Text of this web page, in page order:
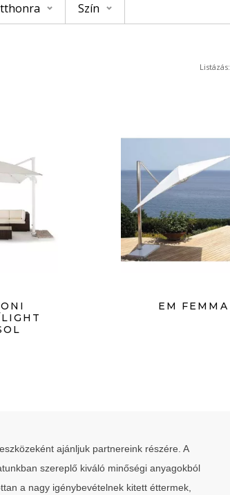
Szín
Listázás:
EM FEMMA
ajánljuk partnereink részére. A
szereplő kiváló minőségi anyagokból
a nagy igénybevételnek kitett éttermek,